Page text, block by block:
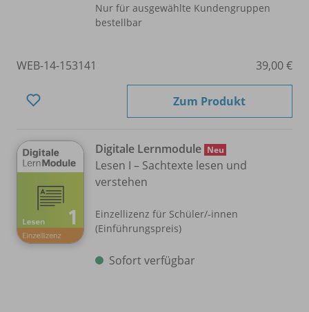
Nur für ausgewählte Kundengruppen
bestellbar
WEB-14-153141 39,00 €
Zum Produkt
Digitale Lernmodule Neu
Lesen I – Sachtexte lesen und
verstehen
Einzellizenz für Schüler/-innen
(Einführungspreis)
Sofort verfügbar